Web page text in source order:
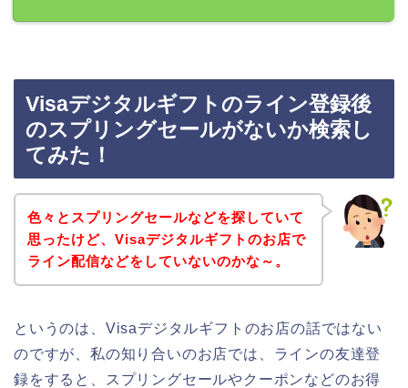
Visaデジタルギフトのライン登録後
のスプリングセールがないか検索し
てみた！
色々とスプリングセールなどを探していて
思ったけど、Visaデジタルギフトのお店で
ライン配信などをしていないのかな～。
というのは、Visaデジタルギフトのお店の話ではない
のですが、私の知り合いのお店では、ラインの友達登
録をすると、スプリングセールやクーポンなどのお得